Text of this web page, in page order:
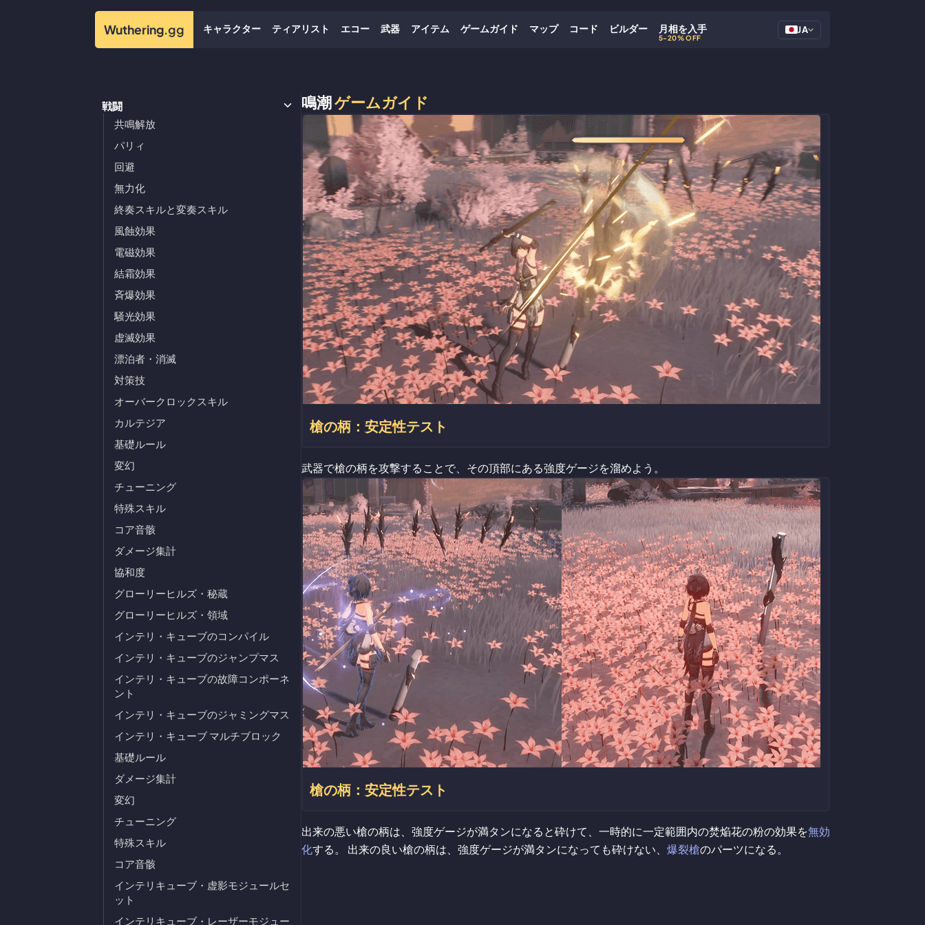
Wuthering.gg キャラクター ティアリスト エコー 武器 アイテム ゲームガイド マップ コード ビルダー 月相を入手
5-20% OFF
JA
戦闘
共鳴解放
パリィ
回避
無力化
終奏スキルと変奏スキル
風蝕効果
電磁効果
結霜効果
斉爆効果
騒光効果
虚滅効果
漂泊者・消滅
対策技
オーバークロックスキル
カルテジア
基礎ルール
変幻
チューニング
特殊スキル
コア音骸
ダメージ集計
協和度
グローリーヒルズ・秘蔵
グローリーヒルズ・領域
インテリ・キューブのコンパイル
インテリ・キューブのジャンプマス
インテリ・キューブの故障コンポーネ
ント
インテリ・キューブのジャミングマス
インテリ・キューブ マルチブロック
基礎ルール
ダメージ集計
変幻
チューニング
特殊スキル
コア音骸
インテリキューブ・虚影モジュールセ
ット
インテリキューブ・レーザーモジュー
鳴潮ゲームガイド
槍の柄：安定性テスト
武器で槍の柄を攻撃することで、その頂部にある強度ゲージを溜めよう。
槍の柄：安定性テスト
出来の悪い槍の柄は、強度ゲージが満タンになると砕けて、一時的に一定範囲内の焚焔花の粉の効果を無効
化する。 出来の良い槍の柄は、強度ゲージが満タンになっても砕けない、 爆裂槍のパーツになる。